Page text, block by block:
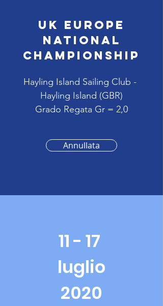
UK Europe
National
Championship
Hayling Island Sailing Club -
Hayling Island (GBR)
Grado Regata Gr = 2,0
Annullata
11 - 17
luglio
2020